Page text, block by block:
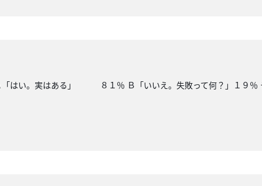
「はい。実はある」 ８１％ Ｂ「いいえ。失敗って何？」１９％